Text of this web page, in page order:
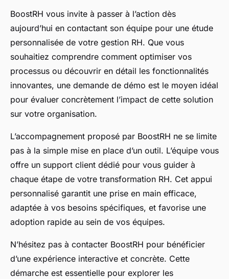
BoostRH vous invite à passer à l’action dès
aujourd’hui en contactant son équipe pour une étude
personnalisée de votre gestion RH. Que vous
souhaitiez comprendre comment optimiser vos
processus ou découvrir en détail les fonctionnalités
innovantes, une demande de démo est le moyen idéal
pour évaluer concrètement l’impact de cette solution
sur votre organisation.
L’accompagnement proposé par BoostRH ne se limite
pas à la simple mise en place d’un outil. L’équipe vous
offre un support client dédié pour vous guider à
chaque étape de votre transformation RH. Cet appui
personnalisé garantit une prise en main efficace,
adaptée à vos besoins spécifiques, et favorise une
adoption rapide au sein de vos équipes.
N’hésitez pas à contacter BoostRH pour bénéficier
d’une expérience interactive et concrète. Cette
démarche est essentielle pour explorer les